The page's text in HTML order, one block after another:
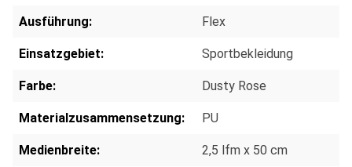
Ausführung: Flex
Einsatzgebiet: Sportbekleidung
Farbe: Dusty Rose
Materialzusammensetzung: PU
Medienbreite: 2,5 lfm x 50 cm